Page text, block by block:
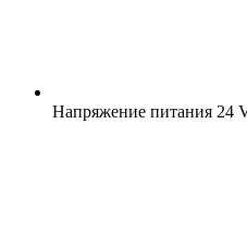
Напряжение питания 24